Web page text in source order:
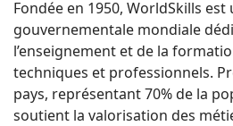
Fondée en 1950, WorldSkills
gouvernementale mondiale
l’enseignement et de la
techniques et professionnels.
pays, représentant 70% de la
soutient la valorisation des